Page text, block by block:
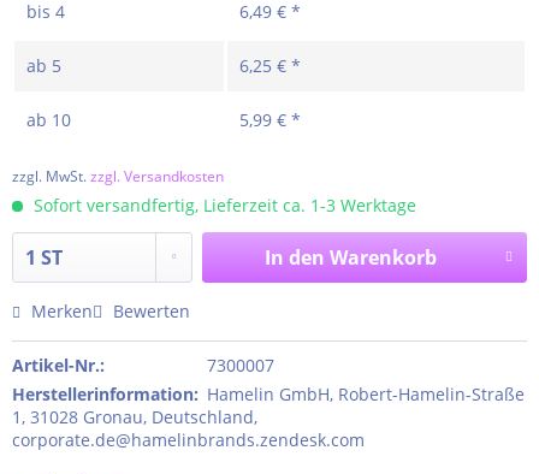
bis 4 6,49 € *
ab 5 6,25 € *
ab 10 5,99 € *
zzgl. MwSt.zzgl. Versandkosten
Sofort versandfertig, Lieferzeit ca. 1-3 Werktage
In den Warenkorb
Merken Bewerten
Artikel-Nr.:
7300007
Herstellerinformation: Hamelin GmbH, Robert-Hamelin-Straße
1, 31028 Gronau, Deutschland,
corporate.de@hamelinbrands.zendesk.com